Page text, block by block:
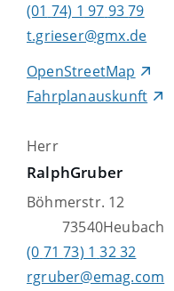
OpenStreetMap
Fahrplanauskunft
t.grieser@gmx.de
(01 74) 1 97 9379
Herr
RalphGruber
Böhmerstr. 12
73540Heubach
rgruber@emag.com
(0 71 73) 1 3232